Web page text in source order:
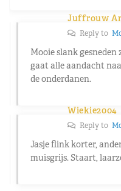
Juffrouw
Reply to
Mooie slank
gaat alle aandacht
de onderdanen.
Wiekie2004
Reply to
Jasje flink korter,
muisgrijs. Staart,